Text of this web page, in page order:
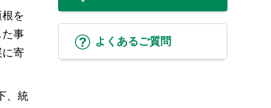
を
た事
に寄
、統
よくあるご質問